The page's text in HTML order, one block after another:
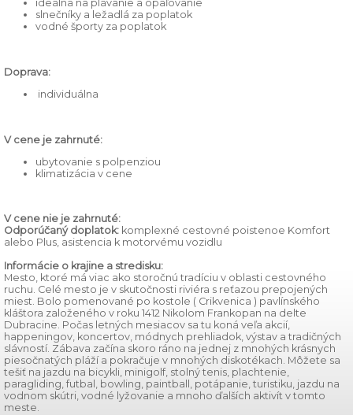
ideálna na plávanie a opaľovanie
slnečníky a ležadlá za poplatok
vodné športy za poplatok
Doprava:
individuálna
V cene je zahrnuté:
ubytovanie s polpenziou
klimatizácia v cene
V cene nie je zahrnuté:
Odporúčaný doplatok: komplexné cestovné poistenoe Komfort
alebo Plus, asistencia k motorvému vozidlu
Informácie o krajine a stredisku:
Mesto, ktoré má viac ako storočnú tradíciu v oblasti cestovného
ruchu. Celé mesto je v skutočnosti riviéra s reťazou prepojených
miest. Bolo pomenované po kostole ( Crikvenica ) pavlínského
kláštora založeného v roku 1412 Nikolom Frankopan na delte
Dubracine. Počas letných mesiacov sa tu koná veľa akcií,
happeningov, koncertov, módnych prehliadok, výstav a tradičných
slávností. Zábava začína skoro ráno na jednej z mnohých krásnych
piesočnatých pláží a pokračuje v mnohých diskotékach. Môžete sa
tešiť na jazdu na bicykli, minigolf, stolný tenis, plachtenie,
paragliding, futbal, bowling, paintball, potápanie, turistiku, jazdu na
vodnom skútri, vodné lyžovanie a mnoho ďalších aktivít v tomto
meste.